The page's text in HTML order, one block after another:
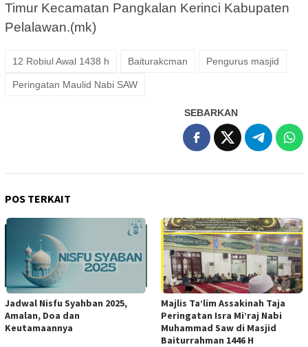
Timur Kecamatan Pangkalan Kerinci Kabupaten
Pelalawan.(mk)
12 Robiul Awal 1438 h Baiturakcman Pengurus masjid
Peringatan Maulid Nabi SAW
SEBARKAN
POS TERKAIT
Jadwal Nisfu Syahban 2025,
Amalan, Doa dan
Keutamaannya
Majlis Ta’lim Assakinah Taja
Peringatan Isra Mi’raj Nabi
Muhammad Saw di Masjid
Baiturrahman 1446 H